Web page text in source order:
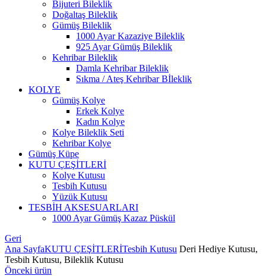
Bijuteri Bileklik
Doğaltaş Bileklik
Gümüş Bileklik
1000 Ayar Kazaziye Bileklik
925 Ayar Gümüş Bileklik
Kehribar Bileklik
Damla Kehribar Bileklik
Sıkma / Ateş Kehribar Bİleklik
KOLYE
Gümüş Kolye
Erkek Kolye
Kadın Kolye
Kolye Bileklik Seti
Kehribar Kolye
Gümüş Küpe
KUTU ÇEŞİTLERİ
Kolye Kutusu
Tesbih Kutusu
Yüzük Kutusu
TESBİH AKSESUARLARI
1000 Ayar Gümüş Kazaz Püskül
Geri
Ana SayfaKUTU ÇEŞİTLERİTesbih Kutusu Deri Hediye Kutusu,
Tesbih Kutusu, Bileklik Kutusu
Önceki ürün